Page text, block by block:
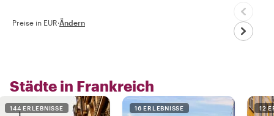
Preise in EUR·Ändern
Städte in Frankreich
144 ERLEBNISSE 16 ERLEBNISSE 12